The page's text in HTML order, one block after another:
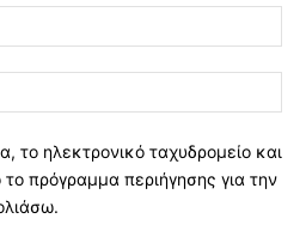
το ηλεκτρονικό ταχυδρομείο και
πρόγραμμα περιήγησης για την